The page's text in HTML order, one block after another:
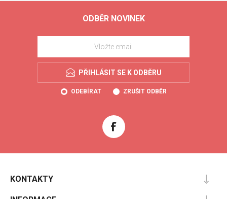
ODBĚR NOVINEK
PŘIHLÁSIT SE K ODBĚRU
ODEBÍRAT ZRUŠIT ODBĚR
KONTAKTY